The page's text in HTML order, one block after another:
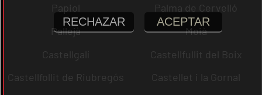
Papiol
Palma de Cervelló
Pallejà
Moià
Castellgalí
Castellfullit del Boix
Castellfollit de Riubregós
Castellet i la Gornal
RECHAZAR ACEPTAR